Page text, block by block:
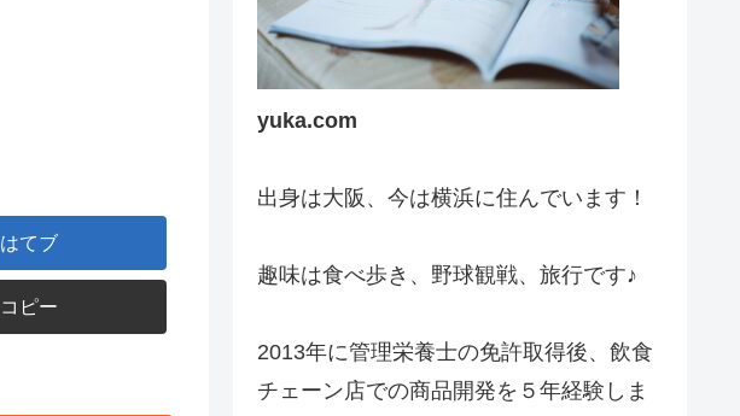
はてブ
コピー
yuka.com
出身は大阪、今は横浜に住んでいます！
趣味は食べ歩き、野球観戦、旅行です♪
2013年に管理栄養士の免許取得後、飲食
チェーン店での商品開発を５年経験しま